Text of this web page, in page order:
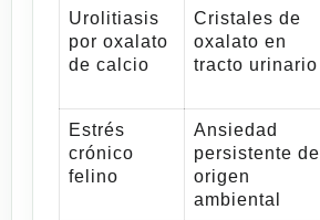
Urolitiasis
por oxalato
de calcio
Cristales de
oxalato en
tracto urinario
Estrés
crónico
felino
Ansiedad
persistente de
origen
ambiental